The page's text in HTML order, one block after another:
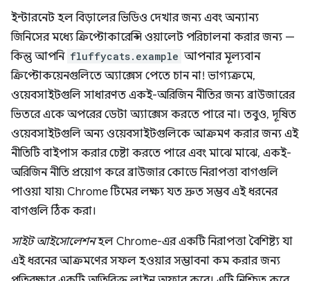
ইন্টারনেট হল বিড়ালের ভিডিও দেখার জন্য এবং অন্যান্য
জিনিসের মধ্যে ক্রিপ্টোকারেন্সি ওয়ালেট পরিচালনা করার জন্য —
কিন্তু আপনি fluffycats.example আপনার মূল্যবান
ক্রিপ্টোকয়েনগুলিতে অ্যাক্সেস পেতে চান না! ভাগ্যক্রমে,
ওয়েবসাইটগুলি সাধারণত একই-অরিজিন নীতির জন্য ব্রাউজারের
ভিতরে একে অপরের ডেটা অ্যাক্সেস করতে পারে না। তবুও, দূষিত
ওয়েবসাইটগুলি অন্য ওয়েবসাইটগুলিকে আক্রমণ করার জন্য এই
নীতিটি বাইপাস করার চেষ্টা করতে পারে এবং মাঝে মাঝে, একই-
অরিজিন নীতি প্রয়োগ করে ব্রাউজার কোডে নিরাপত্তা বাগগুলি
পাওয়া যায়৷ Chrome টিমের লক্ষ্য যত দ্রুত সম্ভব এই ধরনের
বাগগুলি ঠিক করা।
সাইট আইসোলেশনহল Chrome-এর একটি নিরাপত্তা বৈশিষ্ট্য যা
এই ধরনের আক্রমণের সফল হওয়ার সম্ভাবনা কম করার জন্য